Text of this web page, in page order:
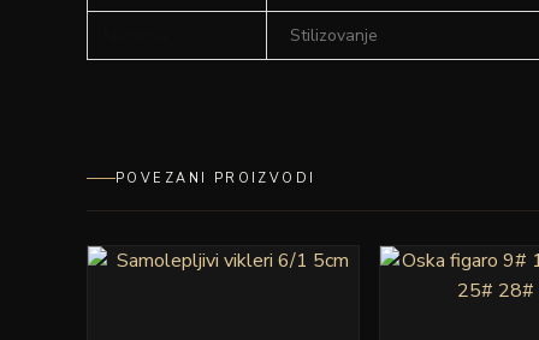
Stilizovanje
POVEZANI PROIZVODI
Ovaj